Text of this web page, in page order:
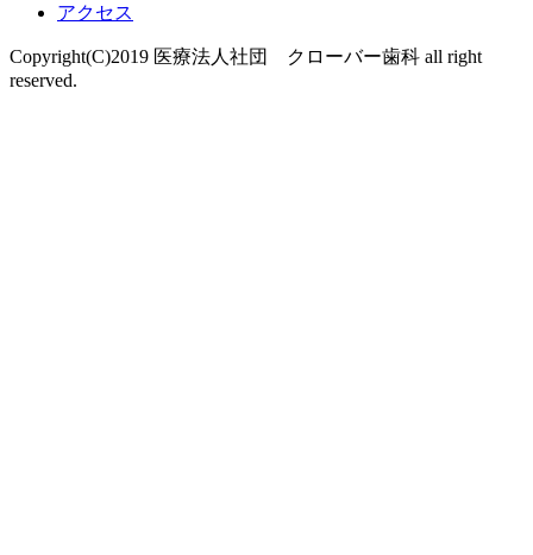
アクセス
Copyright(C)2019 医療法人社団 クローバー歯科 all right
reserved.